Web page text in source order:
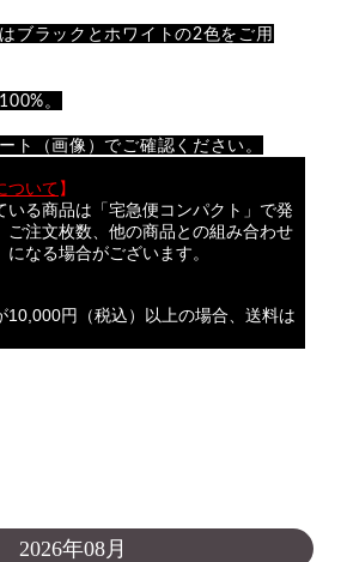
ブラックとホワイトの2色をご用
。
ト（画像）でご確認ください。
ついて】
いる商品は「宅急便コンパクト」で発
ご注文枚数、他の商品との組み合わせ
なる場合がございます。
10,000円（税込）以上の場合、送料は
2026年08月